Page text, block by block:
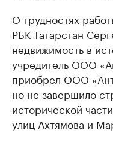
О трудностях
РБК Татарстан
недвижимость в
учредитель ООО
приобрел ООО
но не завершило
исторической
улиц Ахтямова и